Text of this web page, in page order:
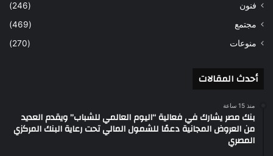
فنون
(246)
مجتمع
(469)
منوعات
(270)
أحدث المقالات
منذ 15 ساعة
بنك مصر يشارك في فعالية “اليوم العالمي للشباب” ويقدم العديد
من العروض المجانية دعمًا للشمول المالي تحت رعاية البنك المركزي
المصري